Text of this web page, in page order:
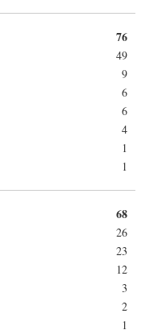
76
49
9
6
6
4
1
1
68
26
23
12
3
2
1